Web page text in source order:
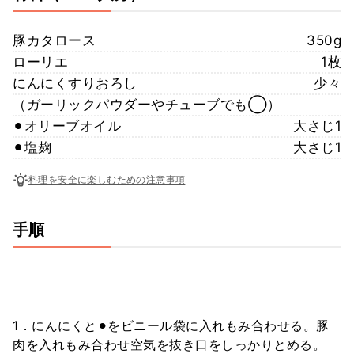
豚カタロース
350g
ローリエ
1枚
にんにくすりおろし
少々
（ガーリックパウダーやチューブでも◯）
⚫︎オリーブオイル
大さじ1
⚫︎塩麹
大さじ1
料理を安全に楽しむための注意事項
手順
1．にんにくと⚫︎をビニール袋に入れもみ合わせる。豚
肉を入れもみ合わせ空気を抜き口をしっかりとめる。